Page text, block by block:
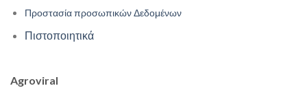
Προστασία προσωπικών Δεδομένων
Πιστοποιητικά
Agroviral